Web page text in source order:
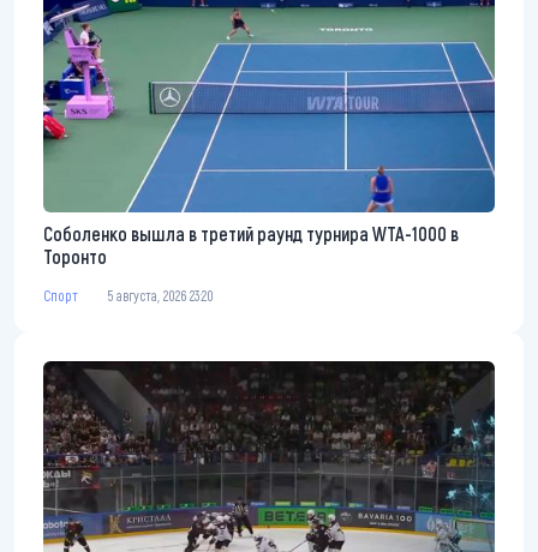
Соболенко вышла в третий раунд турнира WTA-1000 в
Торонто
Спорт 5 августа, 2026 23:20